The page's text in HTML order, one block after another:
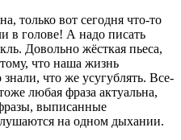
только вот сегодня что-то
в голове! А надо писать
Довольно жёсткая пьеса,
что наша жизнь
что же усугублять. Все-
любая фраза актуальна,
выписанные
на одном дыхании.